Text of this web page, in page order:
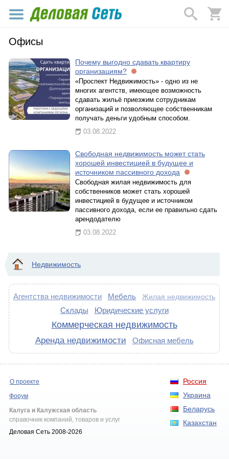
Офисы
Почему выгодно сдавать квартиру
организациям?
«Проспект Недвижимость» - одно из не
многих агентств, имеющее возможность
сдавать жильё приезжим сотрудникам
организаций и позволяющее собственникам
получать деньги удобным способом.
03.08.2022
Свободная недвижимость может стать
хорошей инвестицией в будущее и
источником пассивного дохода
Свободная жилая недвижимость для
собственников может стать хорошей
инвестицией в будущее и источником
пассивного дохода, если ее правильно сдать
арендодателю
03.08.2022
Недвижимость
Агентства недвижимости Мебель Жилая недвижимость
Склады Юридические услуги
Коммерческая недвижимость
Аренда недвижимости Офисная мебель
Россия
Украина
Беларусь
Казахстан
О проекте
Форум
Калуга и Калужская область
справочник компаний, товаров и услуг
Деловая Сеть 2008-2026